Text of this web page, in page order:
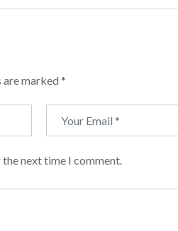
are marked *
next time I comment.